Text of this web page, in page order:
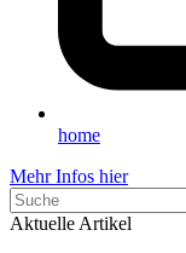
home
Mehr Infos hier
Search
Aktuelle Artikel